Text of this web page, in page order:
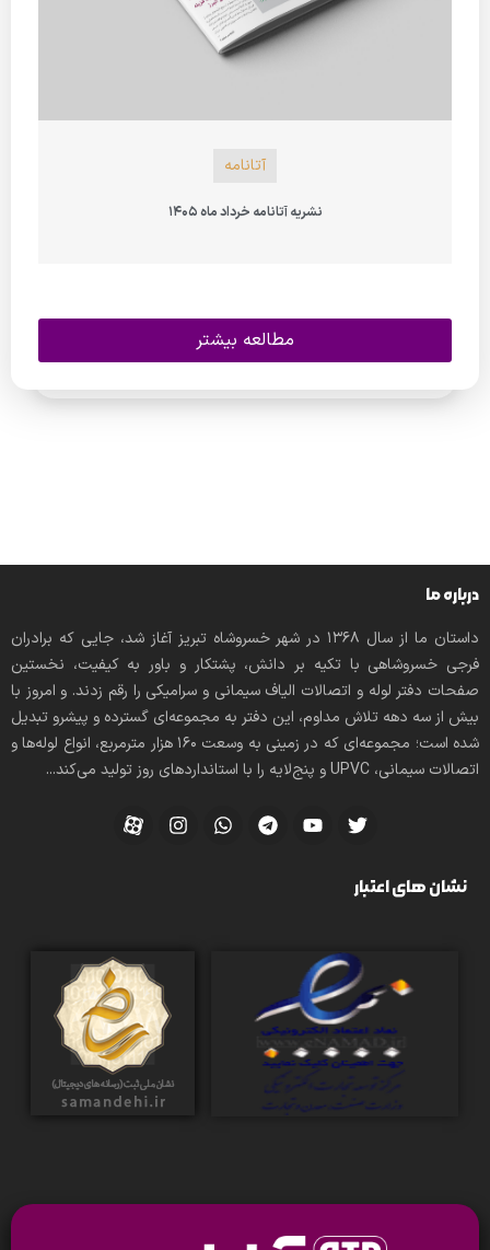
آتانامه
نشریه آتانامه خرداد ماه 1405
مطالعه بیشتر
درباره ما
داستان ما از سال ۱۳۶۸ در شهر خسروشاه تبریز آغاز شد، جایی که برادران
فرجی خسروشاهی با تکیه بر دانش، پشتکار و باور به کیفیت، نخستین
صفحات دفتر لوله و اتصالات الیاف سیمانی و سرامیکی را رقم زدند. و امروز با
بیش از سه دهه تلاش مداوم، این دفتر به مجموعه‌ای گسترده و پیشرو تبدیل
شده است؛ مجموعه‌ای که در زمینی به وسعت 160 هزار مترمربع، انواع لوله‌ها و
اتصالات سیمانی، UPVC و پنج‌لایه را با استانداردهای روز تولید می‌کند...
نشان های اعتبار